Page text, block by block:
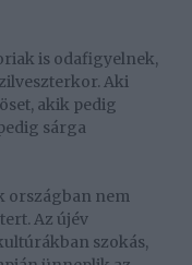
is odafigyelnek,
Aki
akik pedig
sárga
országban nem
Az újév
szokás,